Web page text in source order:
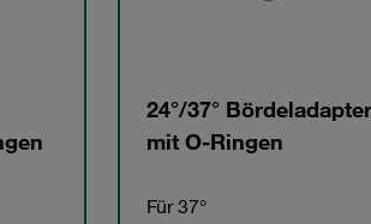
24°/37° Bördeladapter
mit O-Ringen
Für 37°